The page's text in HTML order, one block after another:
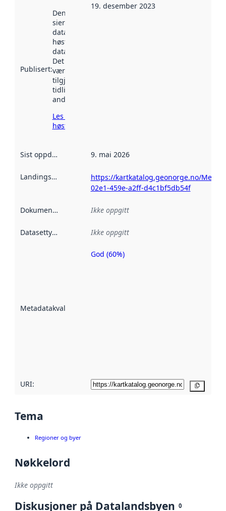
Publisert:
Denne datoen
sier når
datasettet ble
høstet av
data.norge.no.
Det kan ha
vært
tilgjengelig
tidligere
andre steder.
Les mer om
høsting her
19. desember 2023
Sist oppdatert 9. mai 2026
Landingsside
https://kartkatalog.geonorge.no/
02e1-459e-a2ff-d4c1bf5db54f
Dokumentasjon Ikke oppgitt
Datasettype Ikke oppgitt
Metadatakvalitet
Metadatakvalitet
God (60%)
URI:
Tema
Regioner og byer
Nøkkelord
Ikke oppgitt
Diskusjoner på Datalandsbyen 0